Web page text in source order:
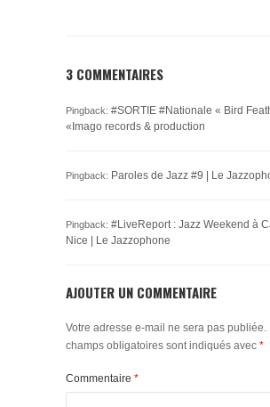
3 COMMENTAIRES
Pingback: #SORTIE #Nationale « Bird
«Imago records & production
Pingback: Paroles de Jazz #9 | Le
Pingback: #LiveReport : Jazz Weekend à
Nice | Le Jazzophone
AJOUTER UN COMMENTAIRE
Votre adresse e-mail ne sera pas publiée.
champs obligatoires sont indiqués avec *
Commentaire *